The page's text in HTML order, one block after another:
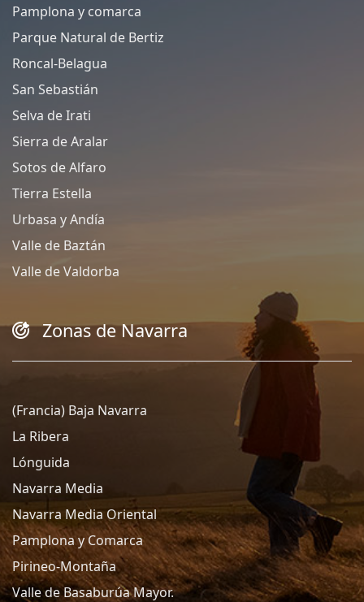
Pamplona y comarca
Parque Natural de Bertiz
Roncal-Belagua
San Sebastián
Selva de Irati
Sierra de Aralar
Sotos de Alfaro
Tierra Estella
Urbasa y Andía
Valle de Baztán
Valle de Valdorba
Zonas de Navarra
(Francia) Baja Navarra
La Ribera
Lónguida
Navarra Media
Navarra Media Oriental
Pamplona y Comarca
Pirineo-Montaña
Valle de Basaburúa Mayor.